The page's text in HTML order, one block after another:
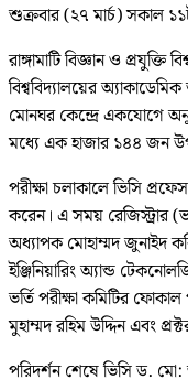
শুক্রবার (২৭ মার্চ) সকাল
রাঙ্গামাটি বিজ্ঞান ও প্রযুক্তি
বিশ্ববিদ্যালয়ের
মোনঘর কেন্দ্রে একযোগে
মধ্যে এক হাজার ১৪৪ জন
পরীক্ষা চলাকালে ভিসি
করেন। এ সময় রেজিস্ট্রার
অধ্যাপক মোহাম্মদ জুনাইদ
ইঞ্জিনিয়ারিং অ্যান্ড
ভর্তি পরীক্ষা কমিটির
মুহাম্মদ রহিম উদ্দিন এবং
পরিদর্শন শেষে ভিসি ড. মো: